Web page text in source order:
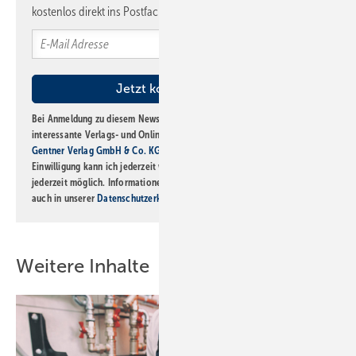
kostenlos direkt ins Postfach.
Bei Anmeldung zu diesem Newsletter bin ich damit einverstanden, über
interessante Verlags- und Online-Angebote
Gentner Verlag GmbH & Co. KG
Einwilligung kann ich jederzeit widerrufen und eine Abmeldung ist
jederzeit möglich. Informationen zum Umgang mit Daten finden Sie
auch in unserer Datenschutzerklärung
Weitere Inhalte